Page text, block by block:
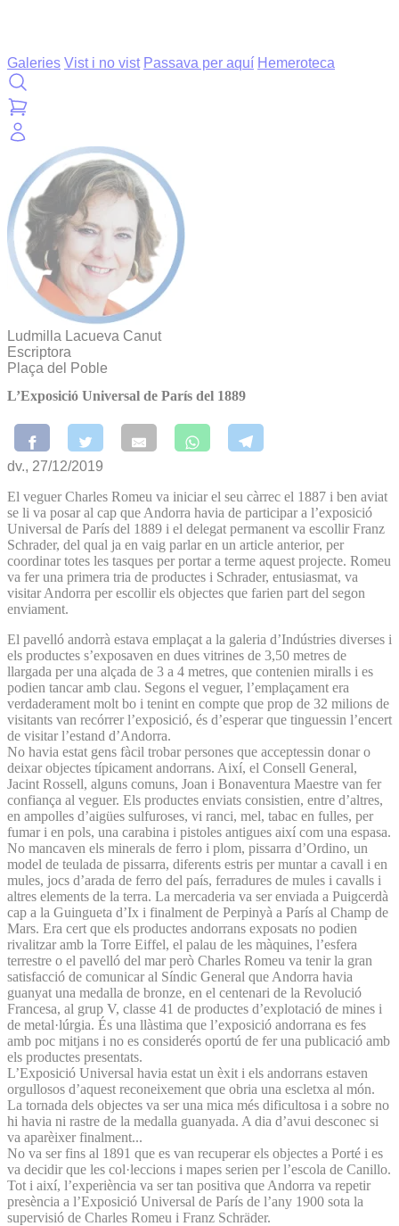
Galeries Vist i no vist Passava per aquí Hemeroteca
Ludmilla Lacueva Canut
Escriptora
Plaça del Poble
L’Exposició Universal de París del 1889
dv., 27/12/2019
El veguer Charles Romeu va iniciar el seu càrrec el 1887 i ben aviat
se li va posar al cap que Andorra havia de participar a l’exposició
Universal de París del 1889 i el delegat permanent va escollir Franz
Schrader, del qual ja en vaig parlar en un article anterior, per
coordinar totes les tasques per portar a terme aquest projecte. Romeu
va fer una primera tria de productes i Schrader, entusiasmat, va
visitar Andorra per escollir els objectes que farien part del segon
enviament.
El pavelló andorrà estava emplaçat a la galeria d’Indústries diverses i
els productes s’exposaven en dues vitrines de 3,50 metres de
llargada per una alçada de 3 a 4 metres, que contenien miralls i es
podien tancar amb clau. Segons el veguer, l’emplaçament era
verdaderament molt bo i tenint en compte que prop de 32 milions de
visitants van recórrer l’exposició, és d’esperar que tinguessin l’encert
de visitar l’estand d’Andorra.
No havia estat gens fàcil trobar persones que acceptessin donar o
deixar objectes típicament andorrans. Així, el Consell General,
Jacint Rossell, alguns comuns, Joan i Bonaventura Maestre van fer
confiança al veguer. Els productes enviats consistien, entre d’altres,
en ampolles d’aigües sulfuroses, vi ranci, mel, tabac en fulles, per
fumar i en pols, una carabina i pistoles antigues així com una espasa.
No mancaven els minerals de ferro i plom, pissarra d’Ordino, un
model de teulada de pissarra, diferents estris per muntar a cavall i en
mules, jocs d’arada de ferro del país, ferradures de mules i cavalls i
altres elements de la terra. La mercaderia va ser enviada a Puigcerdà
cap a la Guingueta d’Ix i finalment de Perpinyà a París al Champ de
Mars. Era cert que els productes andorrans exposats no podien
rivalitzar amb la Torre Eiffel, el palau de les màquines, l’esfera
terrestre o el pavelló del mar però Charles Romeu va tenir la gran
satisfacció de comunicar al Síndic General que Andorra havia
guanyat una medalla de bronze, en el centenari de la Revolució
Francesa, al grup V, classe 41 de productes d’explotació de mines i
de metal·lúrgia. És una llàstima que l’exposició andorrana es fes
amb poc mitjans i no es considerés oportú de fer una publicació amb
els productes presentats.
L’Exposició Universal havia estat un èxit i els andorrans estaven
orgullosos d’aquest reconeixement que obria una escletxa al món.
La tornada dels objectes va ser una mica més dificultosa i a sobre no
hi havia ni rastre de la medalla guanyada. A dia d’avui desconec si
va aparèixer finalment...
No va ser fins al 1891 que es van recuperar els objectes a Porté i es
va decidir que les col·leccions i mapes serien per l’escola de Canillo.
Tot i així, l’experiència va ser tan positiva que Andorra va repetir
presència a l’Exposició Universal de París de l’any 1900 sota la
supervisió de Charles Romeu i Franz Schräder.